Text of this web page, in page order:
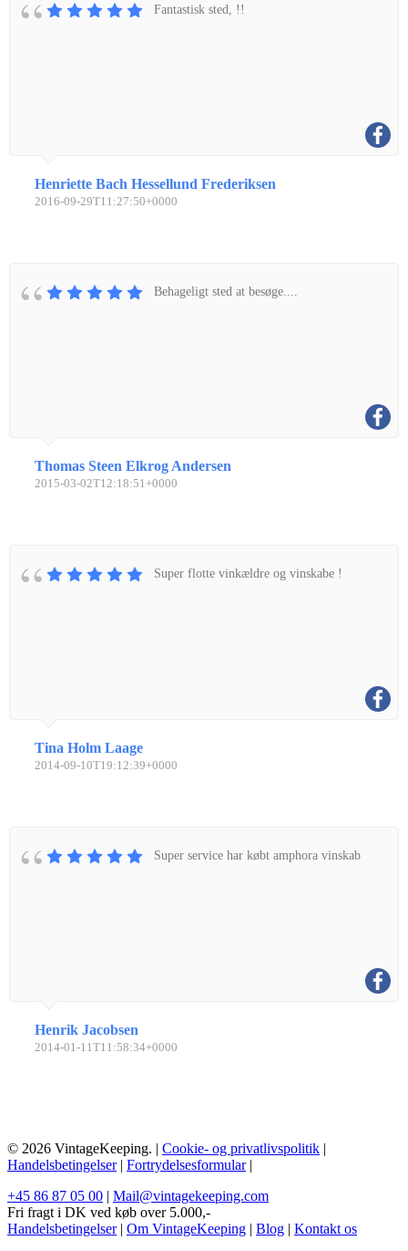
Fantastisk sted, !!
Henriette Bach Hessellund Frederiksen
2016-09-29T11:27:50+0000
Behageligt sted at besøge....
Thomas Steen Elkrog Andersen
2015-03-02T12:18:51+0000
Super flotte vinkældre og vinskabe !
Tina Holm Laage
2014-09-10T19:12:39+0000
Super service har købt amphora vinskab
Henrik Jacobsen
2014-01-11T11:58:34+0000
© 2026 VintageKeeping. | Cookie- og privatlivspolitik |
Handelsbetingelser| Fortrydelsesformular|
+45 86 87 05 00 | Mail@vintagekeeping.com
Fri fragt i DK ved køb over 5.000,-
Handelsbetingelser| Om VintageKeeping | Blog | Kontakt os